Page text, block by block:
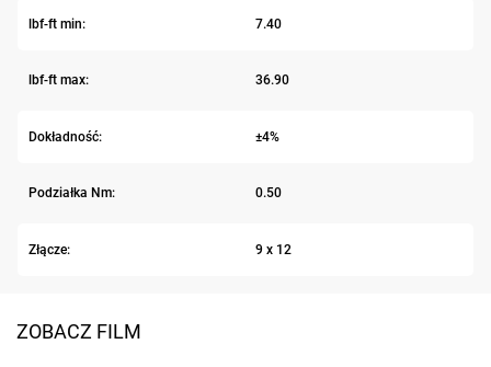
lbf-ft min: 7.40
lbf-ft max: 36.90
Dokładność: ±4%
Podziałka Nm: 0.50
Złącze: 9 x 12
ZOBACZ FILM